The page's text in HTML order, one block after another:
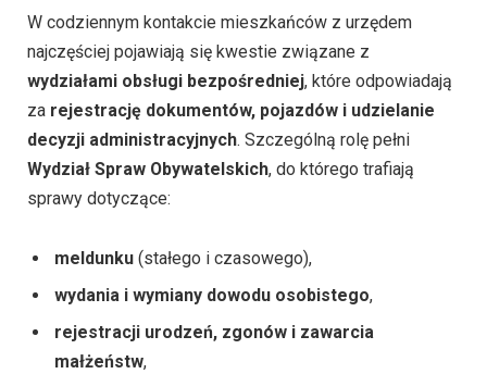
W codziennym kontakcie mieszkańców z urzędem
najczęściej pojawiają się kwestie związane z
wydziałami obsługi bezpośredniej, które odpowiadają
za rejestrację dokumentów, pojazdów i udzielanie
decyzji administracyjnych. Szczególną rolę pełni
Wydział Spraw Obywatelskich, do którego trafiają
sprawy dotyczące:
meldunku (stałego i czasowego),
wydania i wymiany dowodu osobistego,
rejestracji urodzeń, zgonów i zawarcia
małżeństw,